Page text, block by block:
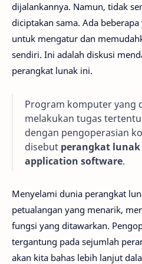
dijalankannya. Namun, tidak
diciptakan sama. Ada
untuk mengatur dan
sendiri. Ini adalah diskusi
perangkat lunak ini.
Program komputer yang
melakukan tugas
dengan pengoperasian
disebut perangkat
application software.
Menyelami dunia perangkat
petualangan yang menarik,
fungsi yang ditawarkan.
tergantung pada sejumlah
akan kita bahas lebih lanjut